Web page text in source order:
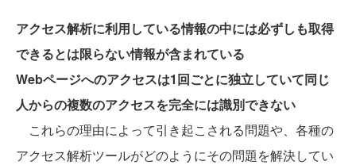
アクセス解析に利用している情報の中には必ずしも取得
できるとは限らない情報が含まれている
Webページへのアクセスは1回ごとに独立していて同じ
人からの複数のアクセスを完全には識別できない
これらの理由によって引き起こされる問題や、各種の
アクセス解析ツールがどのようにその問題を解決してい